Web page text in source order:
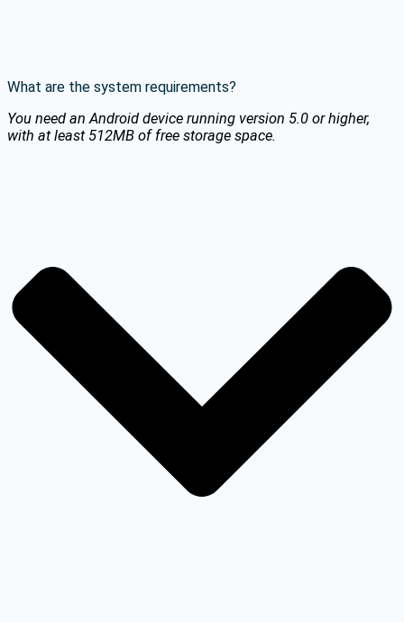
What are the system requirements?
You need an Android device running version 5.0 or higher,
with at least 512MB of free storage space.